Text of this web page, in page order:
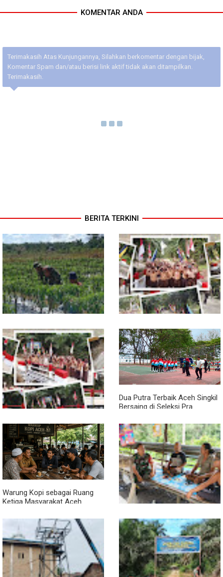
KOMENTAR ANDA
Terimakasih Atas Kunjungannya, Silahkan berkomentar dengan bijak,
Komentar Spam dan/atau berisi link aktif tidak akan ditampilkan.
Terimakasih.
BERITA TERKINI
Pendampingan Babinsa
Dorong Petani Tingkatkan Hasil
Tanaman Cabai
Jembatan Garuda Rampung,
Akses Warga Teladan Baru–
Kuala Kepeng Kini Semakin
Lancar
Jembatan Garuda Rampung,
Warga Teladan Baru Kini
Nikmati Akses Lebih Lancar
Dua Putra Terbaik Aceh Singkil
Bersaing di Seleksi Pra
Warung Kopi sebagai Ruang
Ketiga Masyarakat Aceh
Lewat Komsos di Warung
Kopi, Babinsa Bangun Sinergi
dan Kekompakan Warga